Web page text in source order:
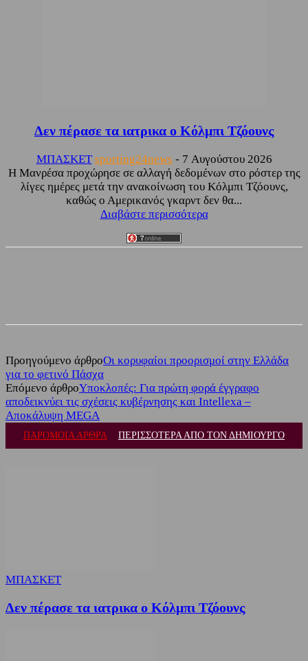
Δεν πέρασε τα ιατρικα ο Κόλμπι Τζόουνς
ΜΠΑΣΚΕΤ sporting24news - 7 Αυγούστου 2026
Η Μανρέσα προχώρησε σε αλλαγή δεδομένων στο ρόστερ της
λίγες ημέρες μετά την ανακοίνωση του Κόλμπι Τζόουνς,
καθώς ο Αμερικανός γκαρντ δεν θα...
Διαβάστε περισσότερα
Προηγούμενο άρθροΟι κορυφαίοι προορισμοί στην Ελλάδα
για το φετινό Πάσχα
Επόμενο άρθροΥποκλοπές: Για πρώτη φορά έγγραφο
αποδεικνύει τις σχέσεις κυβέρνησης και Intellexa –
Αποκάλυψη MEGA
ΠΑΡΟΜΟΙΑ ΑΡΘΡΑ ΠΕΡΙΣΣΟΤΕΡΑ ΑΠΟ ΤΟΝ ΔΗΜΙΟΥΡΓΟ
ΜΠΑΣΚΕΤ
Δεν πέρασε τα ιατρικα ο Κόλμπι Τζόουνς